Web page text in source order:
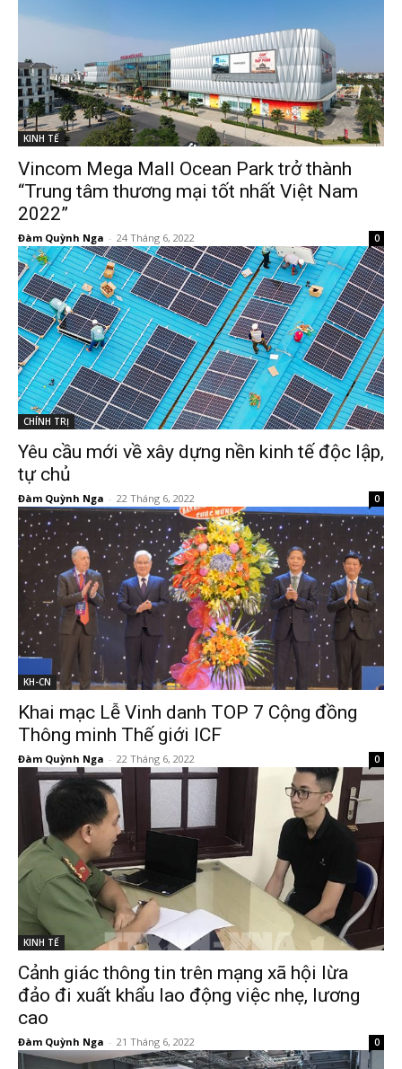
KINH TẾ
Vincom Mega Mall Ocean Park trở thành
“Trung tâm thương mại tốt nhất Việt Nam
2022”
Đàm Quỳnh Nga - 24 Tháng 6, 2022 0
CHÍNH TRỊ
Yêu cầu mới về xây dựng nền kinh tế độc lập,
tự chủ
Đàm Quỳnh Nga - 22 Tháng 6, 2022 0
KH-CN
Khai mạc Lễ Vinh danh TOP 7 Cộng đồng
Thông minh Thế giới ICF
Đàm Quỳnh Nga - 22 Tháng 6, 2022 0
KINH TẾ
Cảnh giác thông tin trên mạng xã hội lừa
đảo đi xuất khẩu lao động việc nhẹ, lương
cao
Đàm Quỳnh Nga - 21 Tháng 6, 2022 0